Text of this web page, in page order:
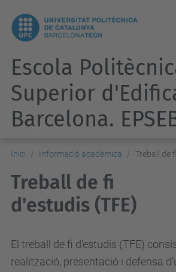
Escola
Superior
Barcelona.
Inici Informació acadèmica Treball de
Treball de fi
d'estudis (TFE)
El treball de fi d'estudis (TFE)
realització, presentació i defensa